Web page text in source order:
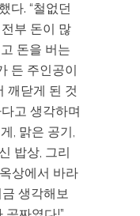
다. “철없던
부 돈이 많
돈을 버는
든 주인공이
깨닫게 된 것
고 생각하며
, 맑은 공기,
밥상, 그리
상에서 바라
생각해보